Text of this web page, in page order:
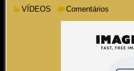
VÍDEOS Comentários